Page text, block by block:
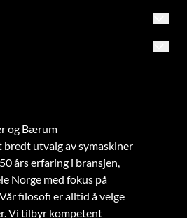
og Bærum
utvalg av symaskiner
års erfaring i bransjen,
Norge med fokus på
filosofi er alltid å velge
Vi tilbyr kompetent